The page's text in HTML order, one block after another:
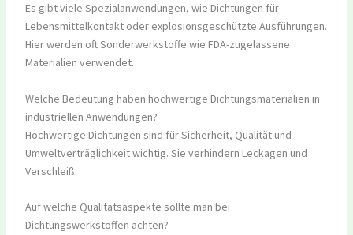
Es gibt viele Spezialanwendungen, wie Dichtungen für
Lebensmittelkontakt oder explosionsgeschützte Ausführungen.
Hier werden oft Sonderwerkstoffe wie FDA-zugelassene
Materialien verwendet.
Welche Bedeutung haben hochwertige Dichtungsmaterialien in
industriellen Anwendungen?
Hochwertige Dichtungen sind für Sicherheit, Qualität und
Umweltverträglichkeit wichtig. Sie verhindern Leckagen und
Verschleiß.
Auf welche Qualitätsaspekte sollte man bei
Dichtungswerkstoffen achten?